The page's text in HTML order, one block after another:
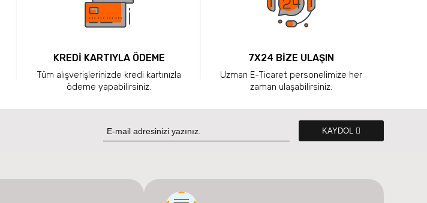
KREDİ KARTIYLA ÖDEME
Tüm alışverişlerinizde kredi kartınızla
ödeme yapabilirsiniz.
7X24 BİZE ULAŞIN
Uzman E-Ticaret personelimize her
zaman ulaşabilirsiniz.
KAYDOL